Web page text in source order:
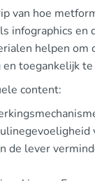
van hoe
infographics en
helpen om
toegankelijk te
content:
de lever